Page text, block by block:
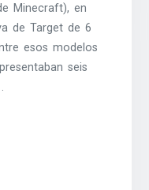
Minecraft), en
de Target de 6
esos modelos
seis